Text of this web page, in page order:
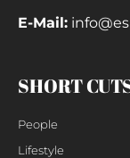
E-Mail:
SHORT
People
Lifestyle